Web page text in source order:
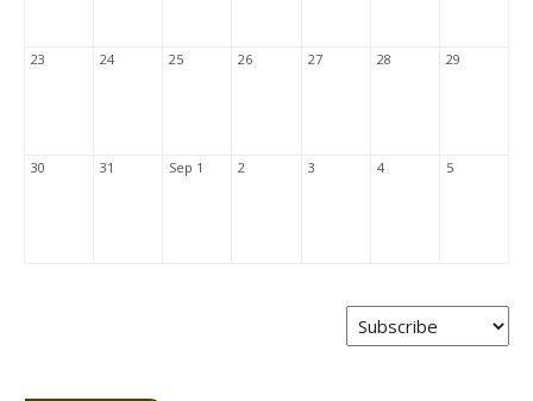
23 24 25 26 27 28 29
30 31 Sep 1 2 3 4 5